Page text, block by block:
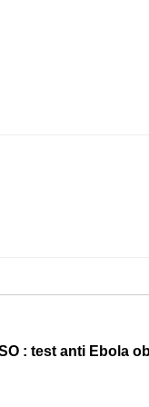
: test anti Ebola